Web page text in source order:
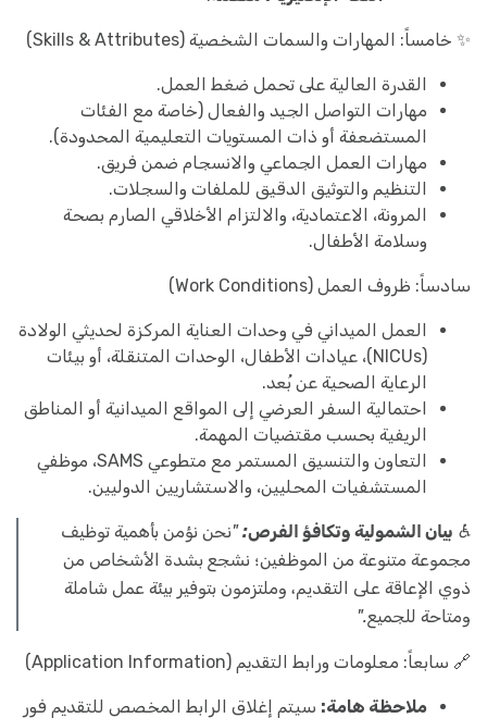
✨ خامساً: المهارات والسمات الشخصية (Skills & Attributes)
القدرة العالية على تحمل ضغط العمل.
مهارات التواصل الجيد والفعال (خاصة مع الفئات
المستضعفة أو ذات المستويات التعليمية المحدودة).
مهارات العمل الجماعي والانسجام ضمن فريق.
التنظيم والتوثيق الدقيق للملفات والسجلات.
المرونة، الاعتمادية، والالتزام الأخلاقي الصارم بصحة
وسلامة الأطفال.
سادساً: ظروف العمل (Work Conditions)
العمل الميداني في وحدات العناية المركزة لحديثي الولادة
(NICUs)، عيادات الأطفال، الوحدات المتنقلة، أو بيئات
الرعاية الصحية عن بُعد.
احتمالية السفر العرضي إلى المواقع الميدانية أو المناطق
الريفية بحسب مقتضيات المهمة.
التعاون والتنسيق المستمر مع متطوعي SAMS، موظفي
المستشفيات المحليين، والاستشاريين الدوليين.
♿ بيان الشمولية وتكافؤ الفرص:"نحن نؤمن بأهمية توظيف
مجموعة متنوعة من الموظفين؛ نشجع بشدة الأشخاص من
ذوي الإعاقة على التقديم، وملتزمون بتوفير بيئة عمل شاملة
ومتاحة للجميع."
🔗 سابعاً: معلومات ورابط التقديم (Application Information)
ملاحظة هامة: سيتم إغلاق الرابط المخصص للتقديم فور